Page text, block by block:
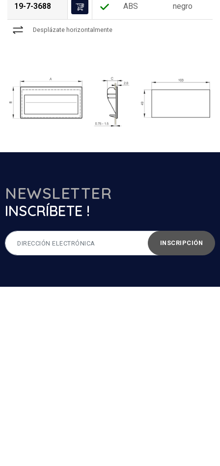
19-7-3688 ABS negro
Desplázate horizontalmente
NEWSLETTER
INSCRÍBETE !
INSCRIPCIÓN